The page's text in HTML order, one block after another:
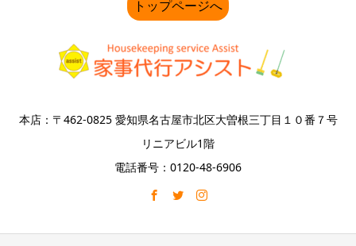
トップページへ
本店：〒462-0825 愛知県名古屋市北区大曽根三丁目１０番７号
リニアビル1階
電話番号：0120-48-6906